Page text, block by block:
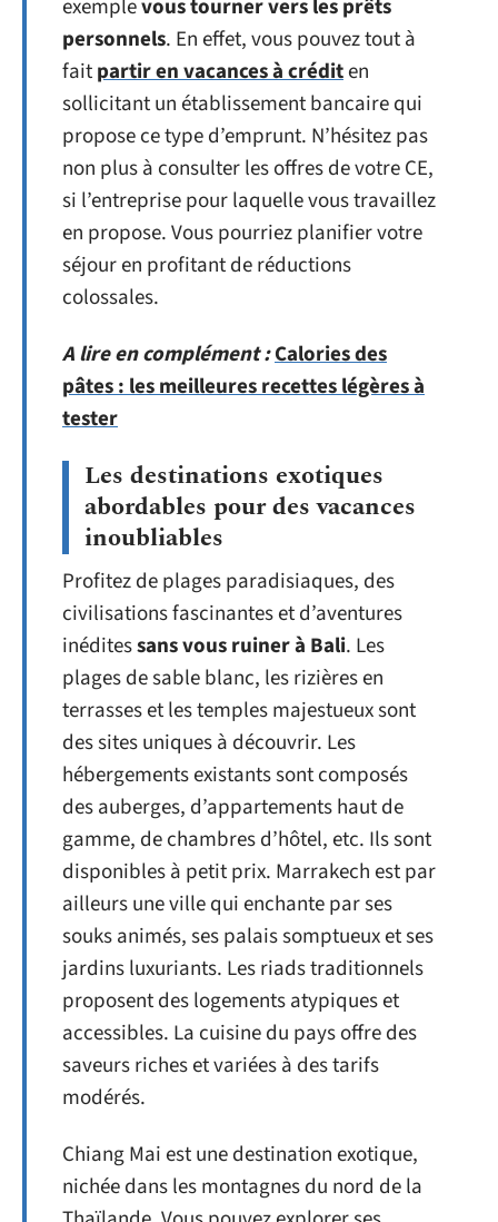
exemplevous tourner vers les prêts
personnels. En effet, vous pouvez tout à
faitpartir en vacances à créditen
sollicitant un établissement bancaire qui
propose ce type d’emprunt. N’hésitez pas
non plus à consulter les offres de votre CE,
si l’entreprise pour laquelle vous travaillez
en propose. Vous pourriez planifier votre
séjour en profitant de réductions
colossales.
A lire en complément :Calories des
pâtes : les meilleures recettes légères à
tester
Les destinations exotiques
abordables pour des vacances
inoubliables
Profitez de plages paradisiaques, des
civilisations fascinantes et d’aventures
inéditessans vous ruiner à Bali. Les
plages de sable blanc, les rizières en
terrasses et les temples majestueux sont
des sites uniques à découvrir. Les
hébergements existants sont composés
des auberges, d’appartements haut de
gamme, de chambres d’hôtel, etc. Ils sont
disponibles à petit prix. Marrakech est par
ailleurs une ville qui enchante par ses
souks animés, ses palais somptueux et ses
jardins luxuriants. Les riads traditionnels
proposent des logements atypiques et
accessibles. La cuisine du pays offre des
saveurs riches et variées à des tarifs
modérés.
Chiang Mai est une destination exotique,
nichée dans les montagnes du nord de la